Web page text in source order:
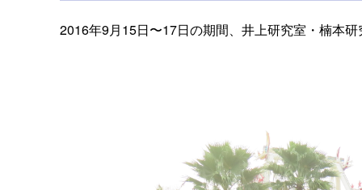
2016年9月15日〜17日の期間、井上研究室・楠本